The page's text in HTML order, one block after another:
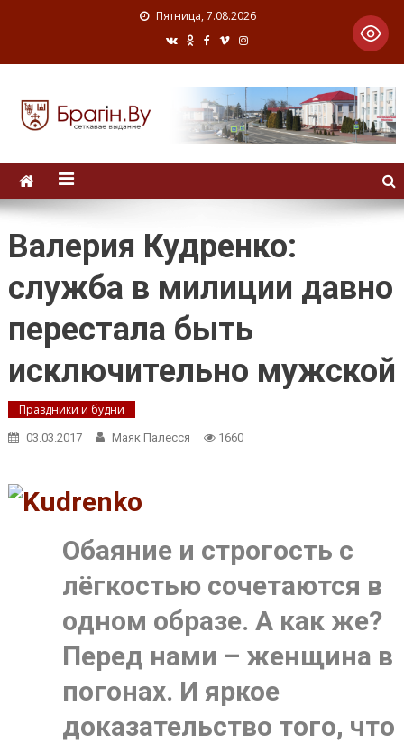
Пятница, 7.08.2026
Валерия Кудренко:
служба в милиции давно
перестала быть
исключительно мужской
Праздники и будни
03.03.2017 Маяк Палесся 1660
Обаяние и строгость с
лёгкостью сочетаются в
одном образе. А как же?
Перед нами – женщина в
погонах. И яркое
доказательство того, что